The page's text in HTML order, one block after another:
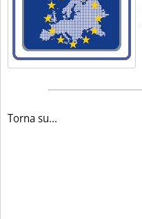
Torna su...